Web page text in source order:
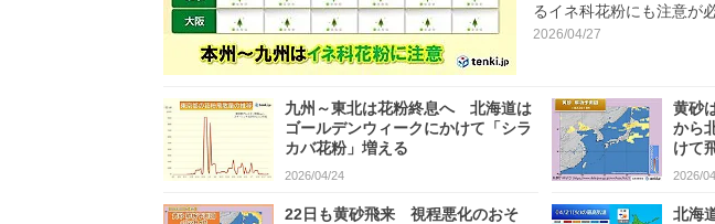
るイネ科花粉にも注意が
2026/04/27
九州～東北は花粉終息へ 北海道は
ゴールデンウィークにかけて「シラ
カバ花粉」増える
2026/04/24
黄砂
から
けて
2026/
22日も黄砂飛来 視程悪化のおそ
北海